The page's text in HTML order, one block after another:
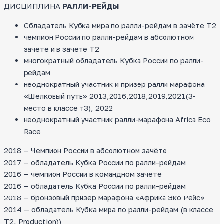
ДИСЦИПЛИНА РАЛЛИ-РЕЙДЫ
Обладатель Кубка мира по ралли-рейдам в зачёте Т2
чемпион России по ралли-рейдам в абсолютном
зачете и в зачете Т2
многократный обладатель Кубка России по ралли-
рейдам
неоднократный участник и призер ралли марафона
«Шелковый путь» 2013,2016,2018,2019,2021(3-
место в классе т3), 2022
неоднократный участник ралли-марафона Africa Eco
Race
2018 — Чемпион России в абсолютном зачёте
2017 — обладатель Кубка России по ралли-рейдам
2016 — чемпион России в командном зачете
2016 — обладатель Кубка России по ралли-рейдам
2018 — бронзовый призер марафона «Африка Эко Рейс»
2014 — обладатель Кубка мира по ралли-рейдам (в классе
T2, Production))